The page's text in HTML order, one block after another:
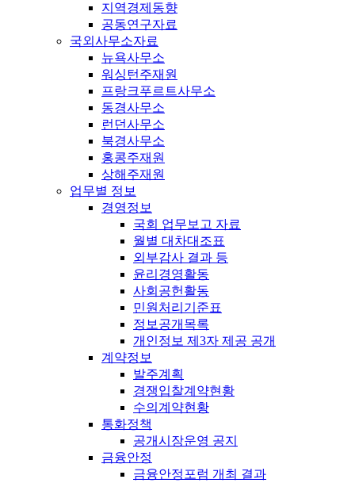
지역경제동향
공동연구자료
국외사무소자료
뉴욕사무소
워싱턴주재원
프랑크푸르트사무소
동경사무소
런던사무소
북경사무소
홍콩주재원
상해주재원
업무별 정보
경영정보
국회 업무보고 자료
월별 대차대조표
외부감사 결과 등
윤리경영활동
사회공헌활동
민원처리기준표
정보공개목록
개인정보 제3자 제공 공개
계약정보
발주계획
경쟁입찰계약현황
수의계약현황
통화정책
공개시장운영 공지
금융안정
금융안정포럼 개최 결과